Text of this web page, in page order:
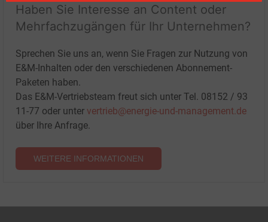
Haben Sie Interesse an Content oder
Mehrfachzugängen für Ihr Unternehmen?
Sprechen Sie uns an, wenn Sie Fragen zur Nutzung von
E&M-Inhalten oder den verschiedenen Abonnement-
Paketen haben.
Das E&M-Vertriebsteam freut sich unter Tel. 08152 / 93
11-77 oder unter vertrieb@energie-und-management.de
über Ihre Anfrage.
WEITERE INFORMATIONEN